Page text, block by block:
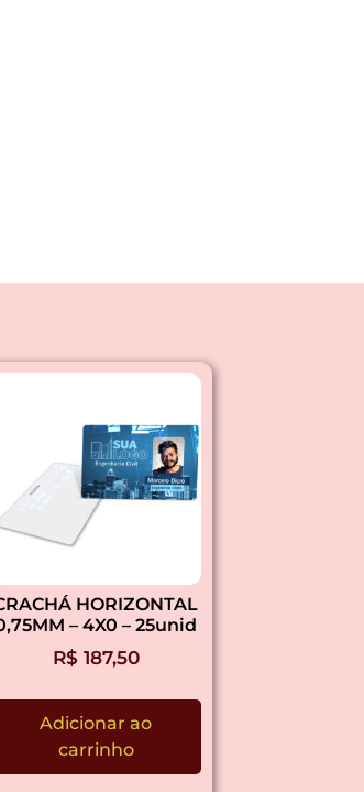
HORIZONTAL
– 4X0 – 25unid
R$ 187,50
Adicionar ao
carrinho